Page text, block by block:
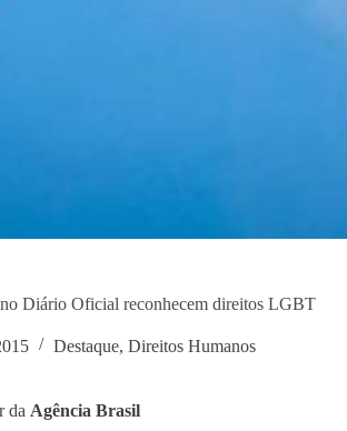
Diário Oficial reconhecem direitos LGBT
Destaque, Direitos Humanos
da Agência Brasil